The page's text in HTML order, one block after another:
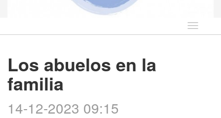
Idioma
Los abuelos en la
familia
14-12-2023 09:15